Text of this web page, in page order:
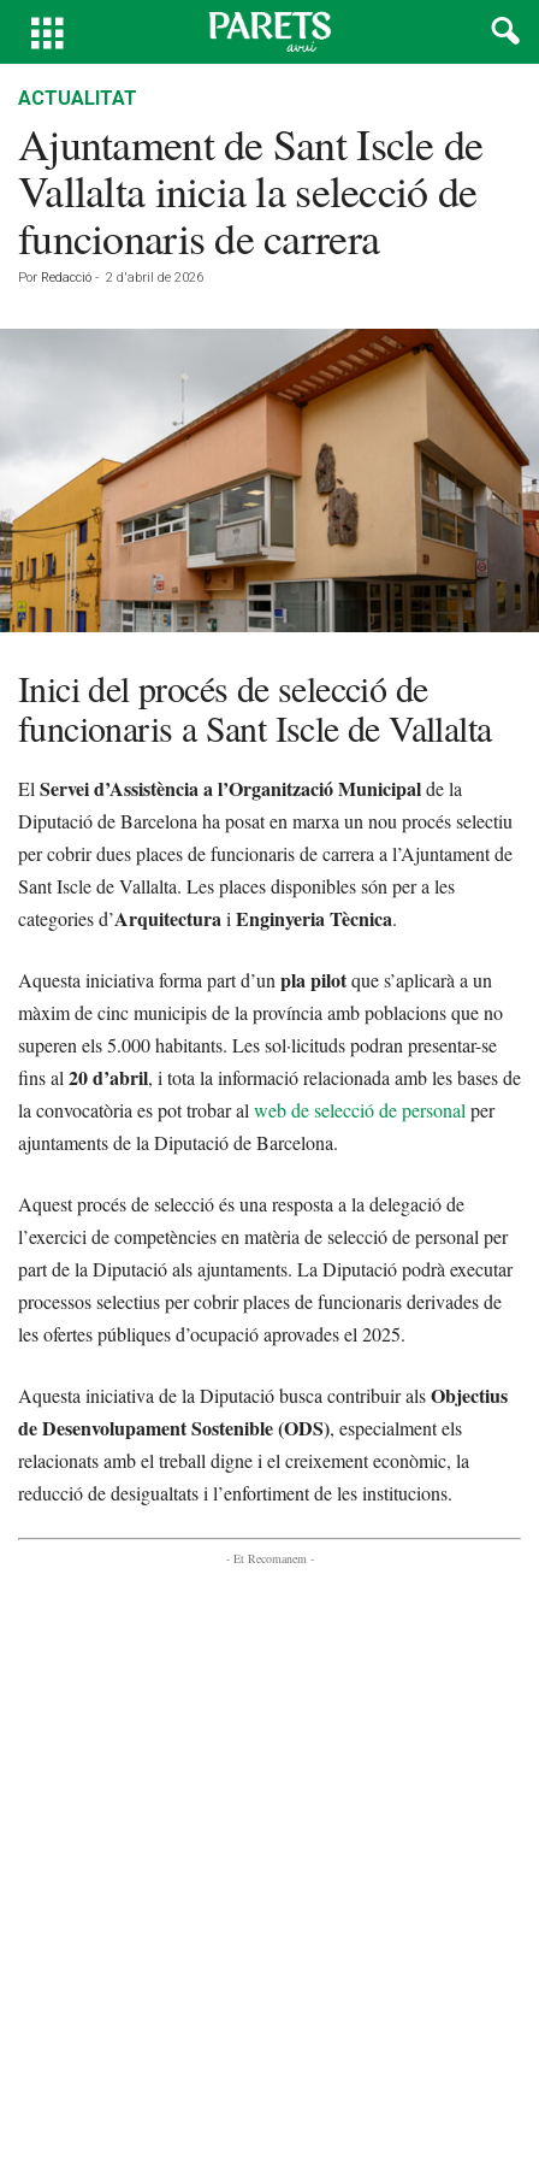
ACTUALITAT
Ajuntament de Sant Iscle de
Vallalta inicia la selecció de
funcionaris de carrera
Por Redacció - 2 d'abril de 2026
Inici del procés de selecció de
funcionaris a Sant Iscle de Vallalta
El Servei d’Assistència a l’Organització Municipalde la
Diputació de Barcelona ha posat en marxa un nou procés selectiu
per cobrir dues places de funcionaris de carrera a l’Ajuntament de
Sant Iscle de Vallalta. Les places disponibles són per a les
categories d’Arquitecturai Enginyeria Tècnica.
Aquesta iniciativa forma part d’un pla pilotque s’aplicarà a un
màxim de cinc municipis de la província amb poblacions que no
superen els 5.000 habitants. Les sol·licituds podran presentar-se
fins al 20 d’abril, i tota la informació relacionada amb les bases de
la convocatòria es pot trobar al web de selecció de personal per
ajuntaments de la Diputació de Barcelona.
Aquest procés de selecció és una resposta a la delegació de
l’exercici de competències en matèria de selecció de personal per
part de la Diputació als ajuntaments. La Diputació podrà executar
processos selectius per cobrir places de funcionaris derivades de
les ofertes públiques d’ocupació aprovades el 2025.
Aquesta iniciativa de la Diputació busca contribuir alsObjectius
de Desenvolupament Sostenible (ODS), especialment els
relacionats amb el treball digne i el creixement econòmic, la
reducció de desigualtats i l’enfortiment de les institucions.
- Et Recomanem -